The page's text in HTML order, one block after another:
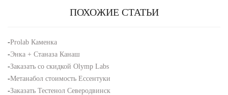
ПОХОЖИЕ СТАТЬИ
-Prolab Каменка
-Энка + Станаза Канаш
-Заказать со скидкой Olymp Labs
-Метанабол стоимость Ессентуки
-Заказать Тестенол Северодвинск